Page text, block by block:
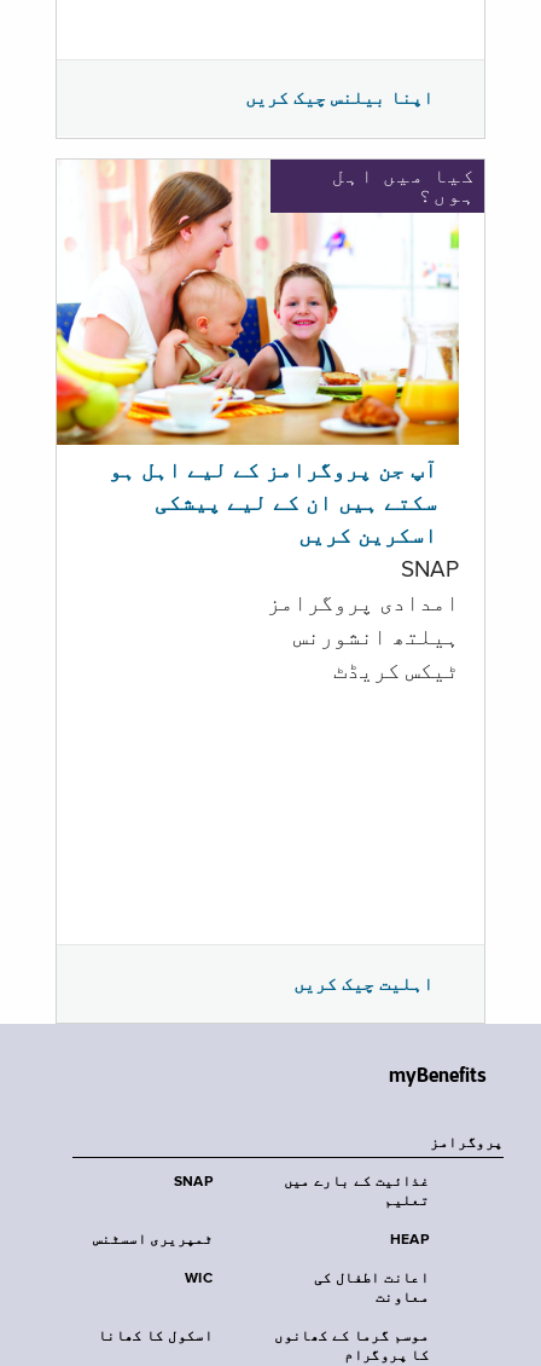
اپنا بیلنس چیک کریں
کیا میں اہل
ہوں؟
آپ جن پروگرامز کے لیے اہل ہو
سکتے ہیں ان کے لیے پیشکی
اسکرین کریں
SNAP
امدادی پروگرامز
‏ہیلتھ انشورنس
ٹیکس کریڈٹ
اہلیت چیک کریں
myBenefits
پروگرامز
SNAP
غذائیت کے بارے میں
تعلیم
ٹمپریری اسسٹنس HEAP
WIC
اعانت اطفال کی
معاونت
اسکول کا کھانا
موسم گرما کے کھانوں
کا پروگرام